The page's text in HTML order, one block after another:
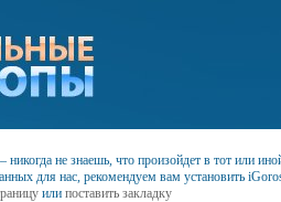
не знаешь, что произойдет в тот или
для нас, рекомендуем вам установить
или поставить закладку